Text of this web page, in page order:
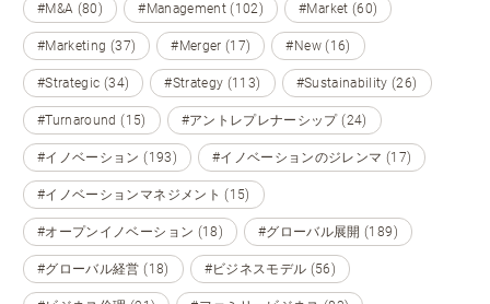
#M&A (80) #Management (102) #Market (60)
#Marketing (37) #Merger (17) #New (16)
#Strategic (34) #Strategy (113) #Sustainability (26)
#Turnaround (15) #アントレプレナーシップ (24)
#イノベーション (193) #イノベーションのジレンマ (17)
#イノベーションマネジメント (15)
#オープンイノベーション (18) #グローバル展開 (189)
#グローバル経営 (18) #ビジネスモデル (56)